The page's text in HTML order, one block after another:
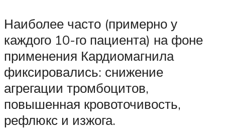
Наиболее часто (примерно у
каждого 10-го пациента) на фоне
применения Кардиомагнила
фиксировались: снижение
агрегации тромбоцитов,
повышенная кровоточивость,
рефлюкс и изжога.